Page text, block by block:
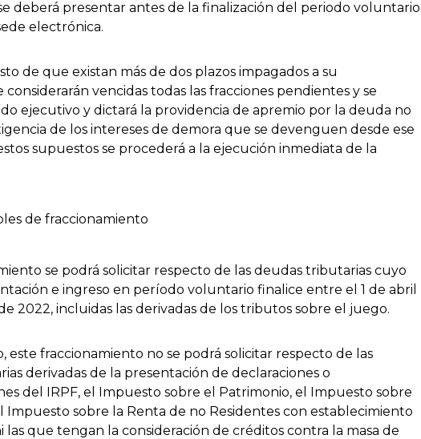
deberá presentar antes de la finalización del periodo voluntario
electrónica.
de que existan más de dos plazos impagados a su
considerarán vencidas todas las fracciones pendientes y se
ejecutivo y dictará la providencia de apremio por la deuda no
de los intereses de demora que se devenguen desde ese
supuestos se procederá a la ejecución inmediata de la
de fraccionamiento
se podrá solicitar respecto de las deudas tributarias cuyo
e ingreso en período voluntario finalice entre el 1 de abril
2022, incluidas las derivadas de los tributos sobre el juego.
este fraccionamiento no se podrá solicitar respecto de las
derivadas de la presentación de declaraciones o
del IRPF, el Impuesto sobre el Patrimonio, el Impuesto sobre
Impuesto sobre la Renta de no Residentes con establecimiento
las que tengan la consideración de créditos contra la masa de